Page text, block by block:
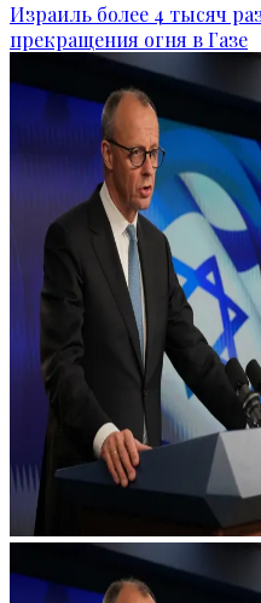
Израиль более 4 тысяч
прекращения огня в Газе